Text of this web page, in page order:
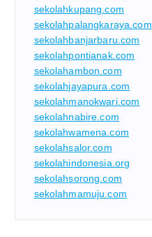
sekolahkupang.com
sekolahpalangkaraya.com
sekolahbanjarbaru.com
sekolahpontianak.com
sekolahambon.com
sekolahjayapura.com
sekolahmanokwari.com
sekolahnabire.com
sekolahwamena.com
sekolahsalor.com
sekolahindonesia.org
sekolahsorong.com
sekolahmamuju.com